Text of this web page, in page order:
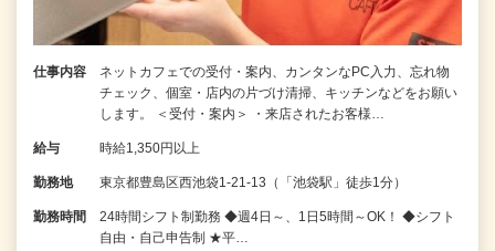
仕事内容
ネットカフェでの受付・案内、カンタンなPC入力、忘れ物
チェック、個室・店内の片づけ清掃、キッチンなどをお願い
します。 ＜受付・案内＞ ・来店されたお客様…
給与 時給1,350円以上
勤務地 東京都豊島区西池袋1-21-13（「池袋駅」徒歩1分）
勤務時間
24時間シフト制勤務 ◆週4日～、1日5時間～OK！ ◆シフト
自由・自己申告制 ★平…